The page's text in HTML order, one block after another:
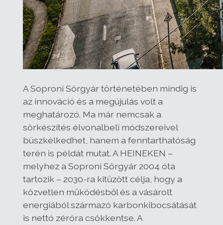
A Soproni Sörgyár történetében mindig is
az innováció és a megújulás volt a
meghatározó. Ma már nemcsak a
sörkészítés élvonalbeli módszereivel
büszkélkedhet, hanem a fenntarthatóság
terén is példát mutat. A HEINEKEN –
melyhez a Soproni Sörgyár 2004 óta
tartozik – 2030-ra kitűzött célja, hogy a
közvetlen működésből és a vásárolt
energiából származó karbonkibocsátását
is nettó zéróra csökkentse. A